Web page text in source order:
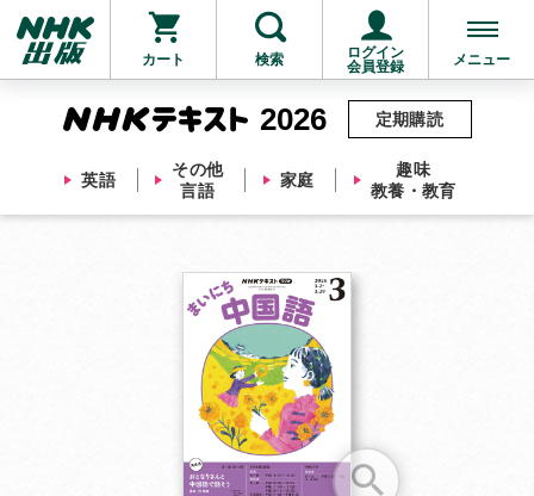
カート 検索
ログイン
会員登録
メニュー
2026
英語
その他
言語
家庭
趣味
教養・教育
定期購読
他にも商品を買う